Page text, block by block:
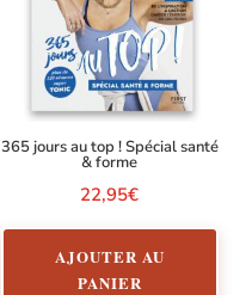
365 jours au top ! Spécial santé
& forme
22,95€
AJOUTER AU
PANIER